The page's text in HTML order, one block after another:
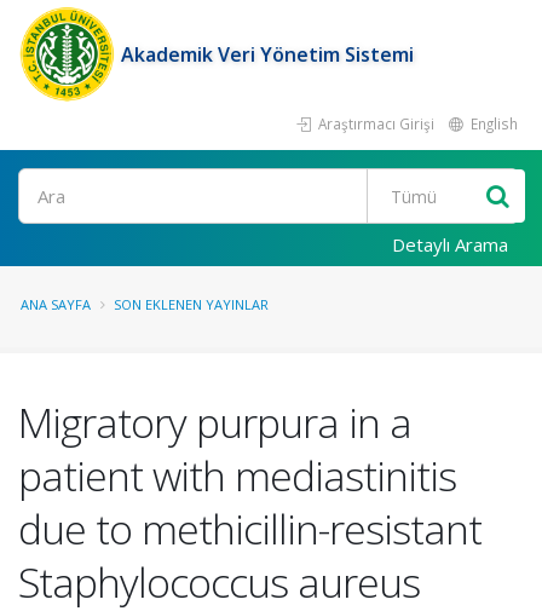
Akademik Veri Yönetim Sistemi
Araştırmacı Girişi English
Ara
Detaylı Arama
ANA SAYFA SON EKLENEN YAYINLAR
Migratory purpura in a
patient with mediastinitis
due to methicillin-resistant
Staphylococcus aureus